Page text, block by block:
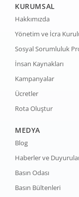
KURUMSAL
Hakkımızda
Yönetim ve İcra
Sosyal Sorumluluk
İnsan Kaynakları
Kampanyalar
Ücretler
Rota Oluştur
MEDYA
Blog
Haberler ve
Basın Odası
Basın Bültenleri